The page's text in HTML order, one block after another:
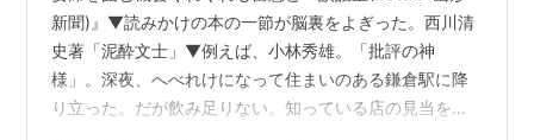
新聞)』▼読みかけの本の一節が脳裏をよぎった。西川清
史著「泥酔文士」▼例えば、小林秀雄。「批評の神
様」。深夜、へべれけになって住まいのある鎌倉駅に降
り立った。だが飲み足りない。知っている店の見当をつ